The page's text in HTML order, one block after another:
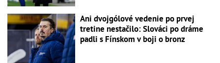
Ani dvojgólové vedenie po prvej
tretine nestačilo: Slováci po dráme
padli s Fínskom v boji o bronz